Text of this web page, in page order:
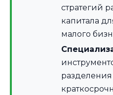
стратегий
капитала
малого
разделения